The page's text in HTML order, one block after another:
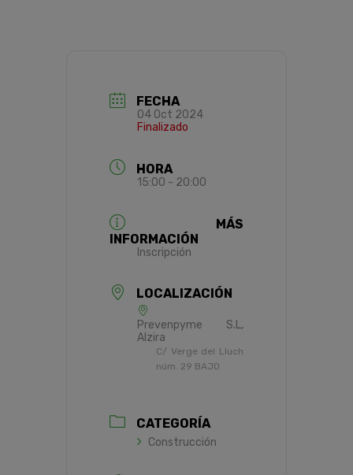
FECHA
04 Oct 2024
Finalizado
HORA
15:00 - 20:00
MÁS
INFORMACIÓN
Inscripción
LOCALIZACIÓN
Prevenpyme S.L,
Alzira
C/ Verge del Lluch
núm. 29 BAJO
CATEGORÍA
Construcción